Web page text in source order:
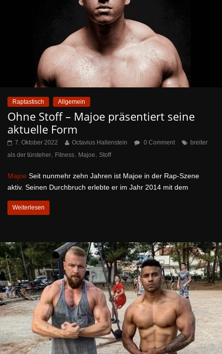
Raptastisch Allgemein
Ohne Stoff – Majoe präsentiert seine
aktuelle Form
7. Oktober 2022 Octavius Hallenstein 0 Comment
breiter
als der türsteher, Fitness, Majoe, Stoff
Majoe Seit nunmehr zehn Jahren ist Majoe in der Rap-Szene
aktiv. Seinen Durchbruch erlebte er im Jahr 2014 mit dem
Weiterlesen